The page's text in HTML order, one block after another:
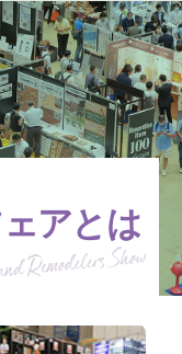
アとは